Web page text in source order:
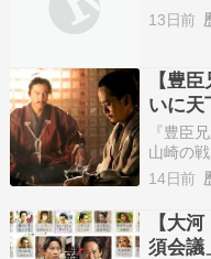
13日前
【豊
いに
声
『豊臣
山崎の
の道を
動いた
めた」
れる 与
次 今…
14日前
【大
須会議